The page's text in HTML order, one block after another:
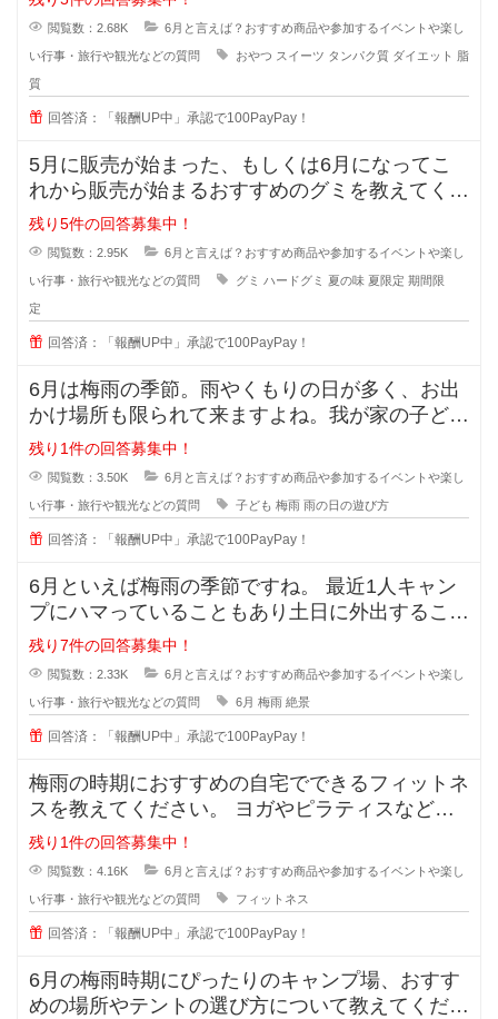
閲覧数：2.68K 6月と言えば？おすすめ商品や参加するイベントや楽し
い行事・旅行や観光などの質問 おやつ スイーツ タンパク質 ダイエット 脂
質
回答済：「報酬UP中」承認で100PayPay！
5月に販売が始まった、もしくは6月になってこ
れから販売が始まるおすすめのグミを教えてくだ
さい⭐︎夏前になる
残り5件の回答募集中！
閲覧数：2.95K 6月と言えば？おすすめ商品や参加するイベントや楽し
い行事・旅行や観光などの質問 グミ ハードグミ 夏の味 夏限定 期間限
定
回答済：「報酬UP中」承認で100PayPay！
6月は梅雨の季節。雨やくもりの日が多く、お出
かけ場所も限られて来ますよね。我が家の子ども
にとっては公園で遊べないのがスト
残り1件の回答募集中！
閲覧数：3.50K 6月と言えば？おすすめ商品や参加するイベントや楽し
い行事・旅行や観光などの質問 子ども 梅雨 雨の日の遊び方
回答済：「報酬UP中」承認で100PayPay！
6月といえば梅雨の季節ですね。 最近1人キャン
プにハマっていることもあり土日に外出すること
が増えましたが、雨だと気
残り7件の回答募集中！
閲覧数：2.33K 6月と言えば？おすすめ商品や参加するイベントや楽し
い行事・旅行や観光などの質問 6月 梅雨 絶景
回答済：「報酬UP中」承認で100PayPay！
梅雨の時期におすすめの自宅でできるフィットネ
スを教えてください。 ヨガやピラティスなど、
具体的なプログラムや道具が
残り1件の回答募集中！
閲覧数：4.16K 6月と言えば？おすすめ商品や参加するイベントや楽し
い行事・旅行や観光などの質問 フィットネス
回答済：「報酬UP中」承認で100PayPay！
6月の梅雨時期にぴったりのキャンプ場、おすす
めの場所やテントの選び方について教えてくださ